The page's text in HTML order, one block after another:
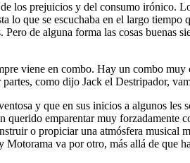
los prejuicios y del consumo irónico.
lo que se escuchaba en el largo
de alguna forma las cosas buenas
viene en combo. Hay un combo
como dijo Jack el Destripador,
y que en sus inicios a algunos
emparentar muy
o propiciar una atmósfera musical
va por otro, más allá de que